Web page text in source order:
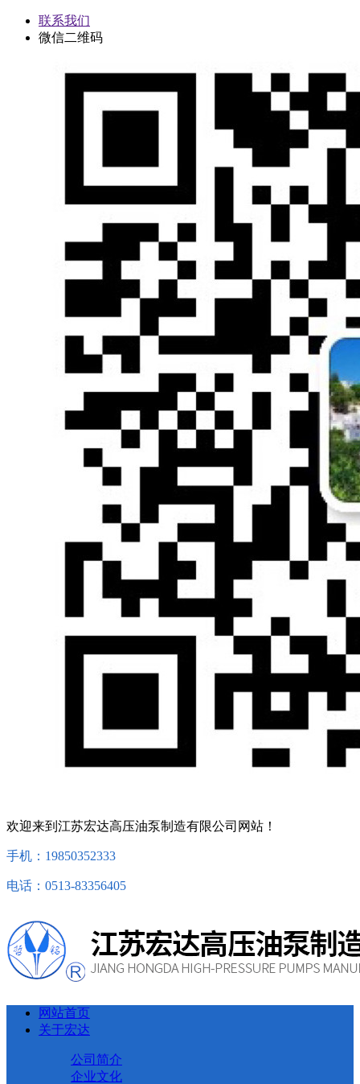
联系我们
微信二维码
欢迎来到江苏宏达高压油泵制造有限公司网站！
手机：19850352333
电话：0513-83356405
网站首页
关于宏达
公司简介
企业文化